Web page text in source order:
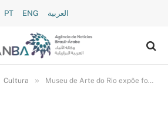
PT ENG العربية
Cultura » Museu de Arte do Rio expõe fotografias do libanês Dia Mrad